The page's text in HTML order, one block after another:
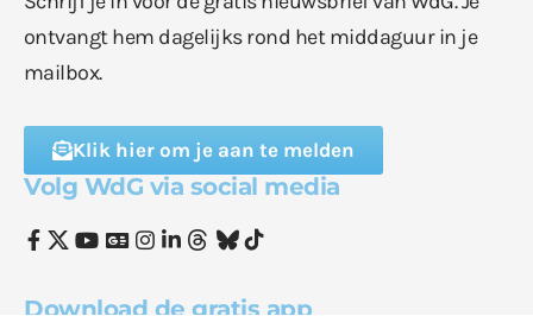
ontvangt hem dagelijks rond het middaguur in je
mailbox.
Klik hier om je aan te melden
Volg WdG via social media
Download de gratis app